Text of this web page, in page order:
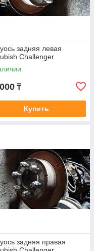
задняя левая
Challenger
₸
Купить
задняя правая